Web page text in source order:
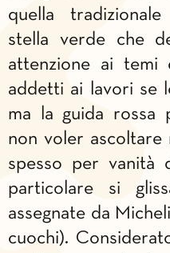
quella
stella verde che
attenzione ai temi
addetti ai lavori se
ma la guida rossa
non voler ascoltare
spesso per vanità
particolare si
assegnate da
cuochi).